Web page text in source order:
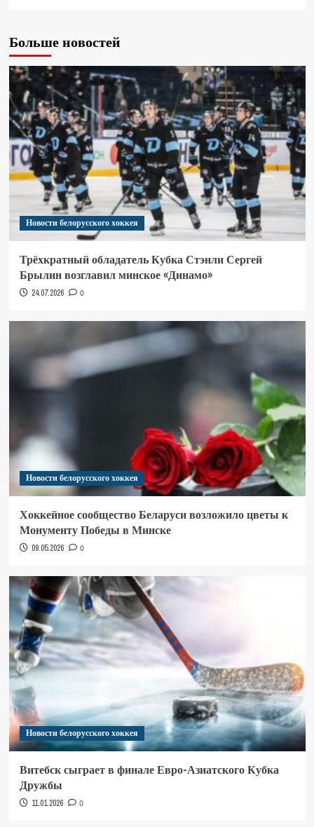
Больше новостей
Новости белорусского хоккея
Трёхкратный обладатель Кубка Стэнли Сергей
Брылин возглавил минское «Динамо»
24.07.2026 0
Новости белорусского хоккея
Хоккейное сообщество Беларуси возложило цветы к
Монументу Победы в Минске
09.05.2026 0
Новости белорусского хоккея
Витебск сыграет в финале Евро-Азиатского Кубка
Дружбы
11.01.2026 0